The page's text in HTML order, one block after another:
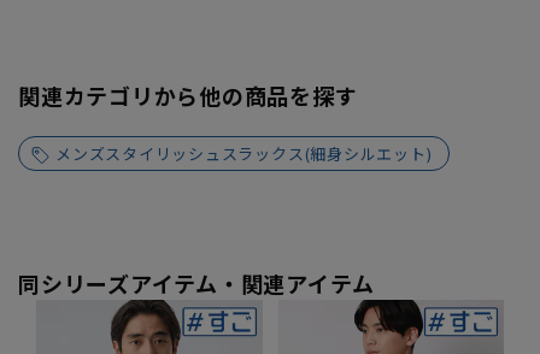
関連カテゴリから他の商品を探す
メンズスタイリッシュスラックス(細身シルエット)
同シリーズアイテム・関連アイテム